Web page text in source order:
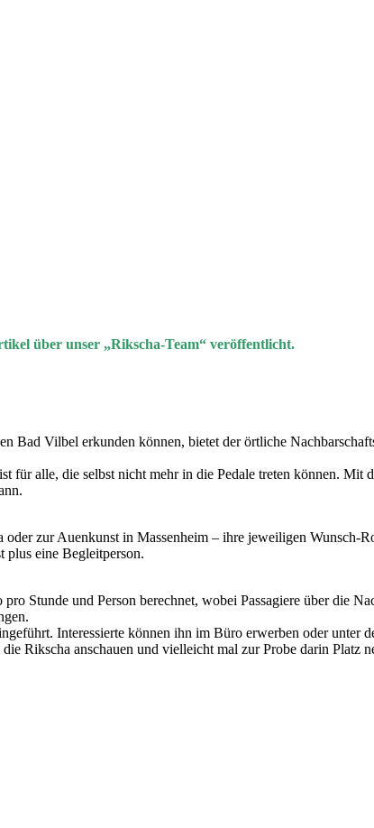
über unser „Rikscha-Team“ veröffentlicht.
Bad Vilbel erkunden können, bietet der örtliche
alle, die selbst nicht mehr in die Pedale treten können. Mit
zur Auenkunst in Massenheim – ihre jeweiligen Wunsch-
plus eine Begleitperson.
Stunde und Person berechnet, wobei Passagiere über die
Interessierte können ihn im Büro erwerben oder unter
Rikscha anschauen und vielleicht mal zur Probe darin Platz